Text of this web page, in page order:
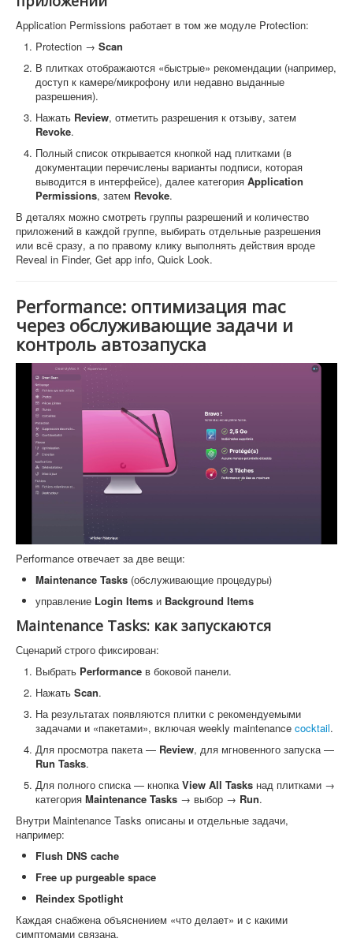
Application Permissions работает в том же модуле Protection:
Protection → Scan
В плитках отображаются «быстрые» рекомендации (например,
доступ к камере/микрофону или недавно выданные
разрешения).
Нажать Review, отметить разрешения к отзыву, затем
Revoke.
Полный список открывается кнопкой над плитками (в
документации перечислены варианты подписи, которая
выводится в интерфейсе), далее категория Application
Permissions, затем Revoke.
В деталях можно смотреть группы разрешений и количество
приложений в каждой группе, выбирать отдельные разрешения
или всё сразу, а по правому клику выполнять действия вроде
Reveal in Finder, Get app info, Quick Look.
Performance: оптимизация mac
через обслуживающие задачи и
контроль автозапуска
Performance отвечает за две вещи:
Maintenance Tasks (обслуживающие процедуры)
управление Login Items и Background Items
Maintenance Tasks: как запускаются
Сценарий строго фиксирован:
Выбрать Performance в боковой панели.
Нажать Scan.
На результатах появляются плитки с рекомендуемыми
задачами и «пакетами», включая weekly maintenance cocktail.
Для просмотра пакета — Review, для мгновенного запуска —
Run Tasks.
Для полного списка — кнопка View All Tasks над плитками →
категория Maintenance Tasks → выбор → Run.
Внутри Maintenance Tasks описаны и отдельные задачи,
например:
Flush DNS cache
Free up purgeable space
Reindex Spotlight
Каждая снабжена объяснением «что делает» и с какими
симптомами связана.